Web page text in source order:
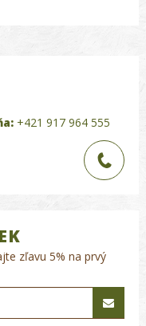
+421 917 964 555
zľavu 5% na prvý